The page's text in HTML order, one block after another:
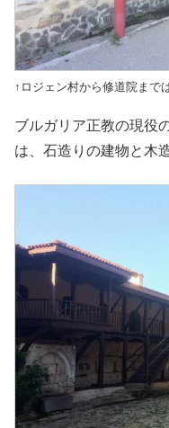
↑ロジェン村から修道院まで
ブルガリア正教の現役
は、石造りの建物と木